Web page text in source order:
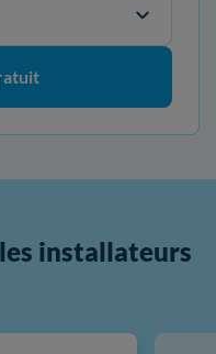
installateurs